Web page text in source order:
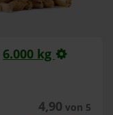
6.000 kg
4,90 von 5